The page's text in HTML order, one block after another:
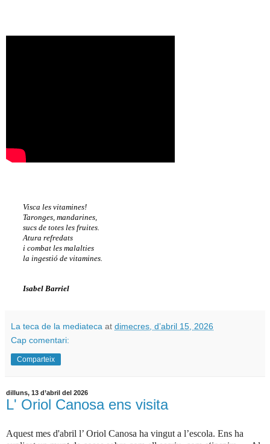
Visca les vitamines!
Taronges, mandarines,
sucs de totes les fruites.
Atura refredats
i combat les malalties
la ingestió de vitamines.
Isabel Barriel
La teca de la mediateca at dimecres, d’abril 15, 2026
Cap comentari:
Comparteix
dilluns, 13 d’abril del 2026
L' Oriol Canosa ens visita
Aquest mes d'abril l’ Oriol Canosa ha vingut a l’escola. Ens ha